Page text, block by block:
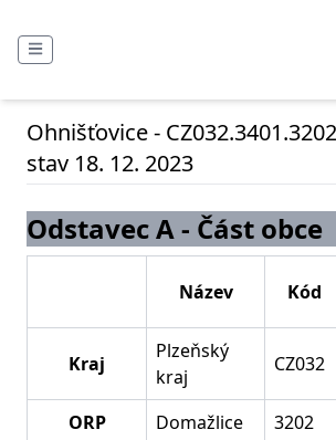
Ohnišťovice -
stav 18. 12. 2023
Odstavec A - Část obce
Název Kód
Kraj
Plzeňský
kraj
CZ032
ORP Domažlice
3202